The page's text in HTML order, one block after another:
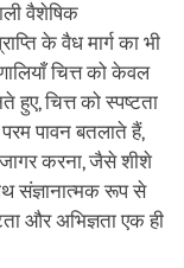
वैशेषिक
के वैध मार्ग का भी
चित्त को केवल
हुए, चित्त को स्पष्टता
पावन बतलाते हैं,
करना, जैसे शीशे
संज्ञानात्मक रूप से
और अभिज्ञता एक ही